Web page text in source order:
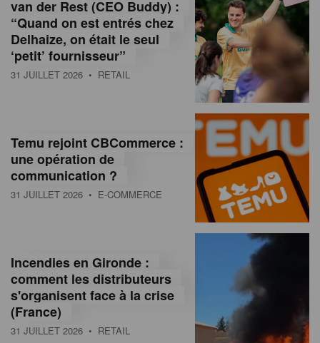
n
d
o
M
a
g
n
e
van der Rest (CEO Buddy) :
“Quand on est entrés chez
Delhaize, on était le seul
‘petit’ fournisseur”
31 JUILLET 2026 • RETAIL
Temu rejoint CBCommerce :
une opération de
communication ?
31 JUILLET 2026 • E-COMMERCE
Incendies en Gironde :
comment les distributeurs
s'organisent face à la crise
(France)
31 JUILLET 2026 • RETAIL